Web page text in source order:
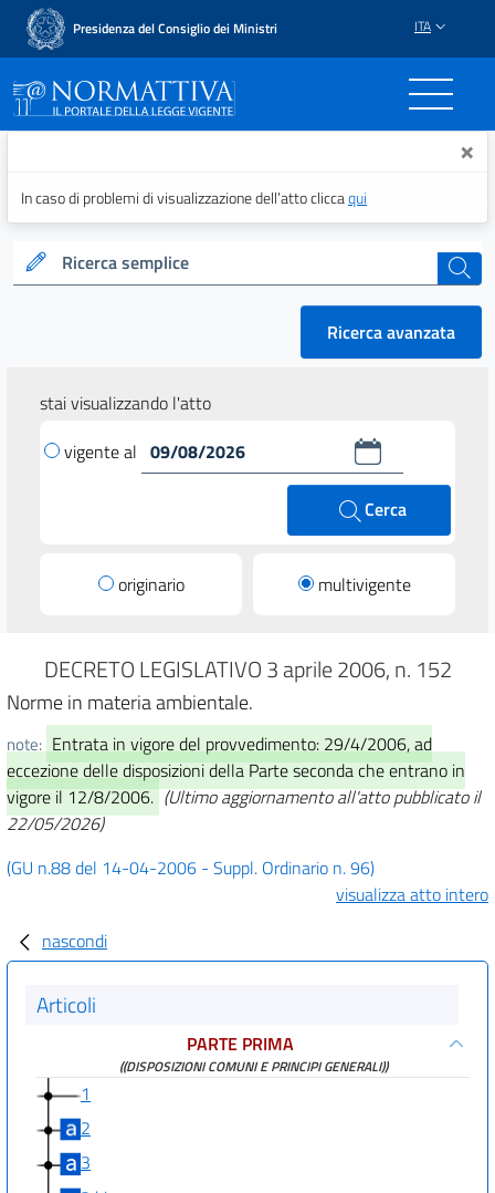
Presidenza del Consiglio dei Ministri ITA
Normattiva - Il portale ×
In caso di problemi di visualizzazione dell’atto cliccaqui
Ricerca semplice cerca
Ricerca avanzata
stai visualizzando l'atto
vigente al
Cerca
originario multivigente
DECRETO LEGISLATIVO 3 aprile 2006, n. 152
Norme in materia ambientale.
note: Entrata in vigore del provvedimento: 29/4/2006, ad
eccezione delle disposizioni della Parte seconda che entrano in
vigore il 12/8/2006. (Ultimo aggiornamento all'atto pubblicato il
22/05/2026)
(GU n.88 del 14-04-2006 - Suppl. Ordinario n. 96)
visualizza atto intero
nascondi
Articoli
PARTE PRIMA
((DISPOSIZIONI COMUNI E PRINCIPI GENERALI))
1
2
3